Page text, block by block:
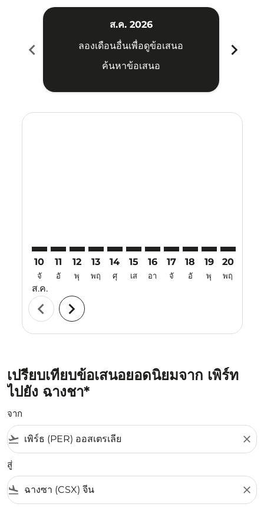
chevron_left
ส.ค. 2026
ลองเดือนอื่นเพื่อดูข้อเสนอ
ค้นหาข้อเสนอ
chevron_right
10
จั
ส.ค.
11
อั
12
พุ
13
พฤ
14
ศุ
15
เส
16
อา
17
จั
18
อั
19
พุ
20
พฤ
chevron_left chevron_right
เปรียบเทียบข้อเสนอยอดนิยมจาก เพิร์ท
ไปยัง ฉางชา*
จาก
flight_takeoff close
สู่
flight_land close